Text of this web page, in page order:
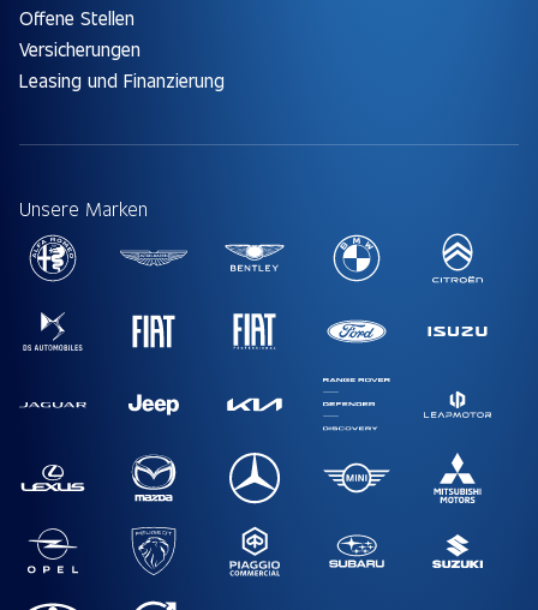
Offene Stellen
Versicherungen
Leasing und Finanzierung
Unsere Marken